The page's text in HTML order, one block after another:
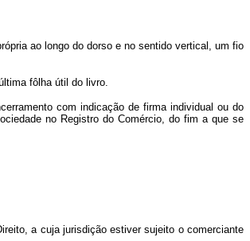
ao longo do dorso e no sentido vertical, um fio
fôlha útil do livro.
com indicação de firma individual ou do
no Registro do Comércio, do fim a que se
a cuja jurisdição estiver sujeito o comerciante